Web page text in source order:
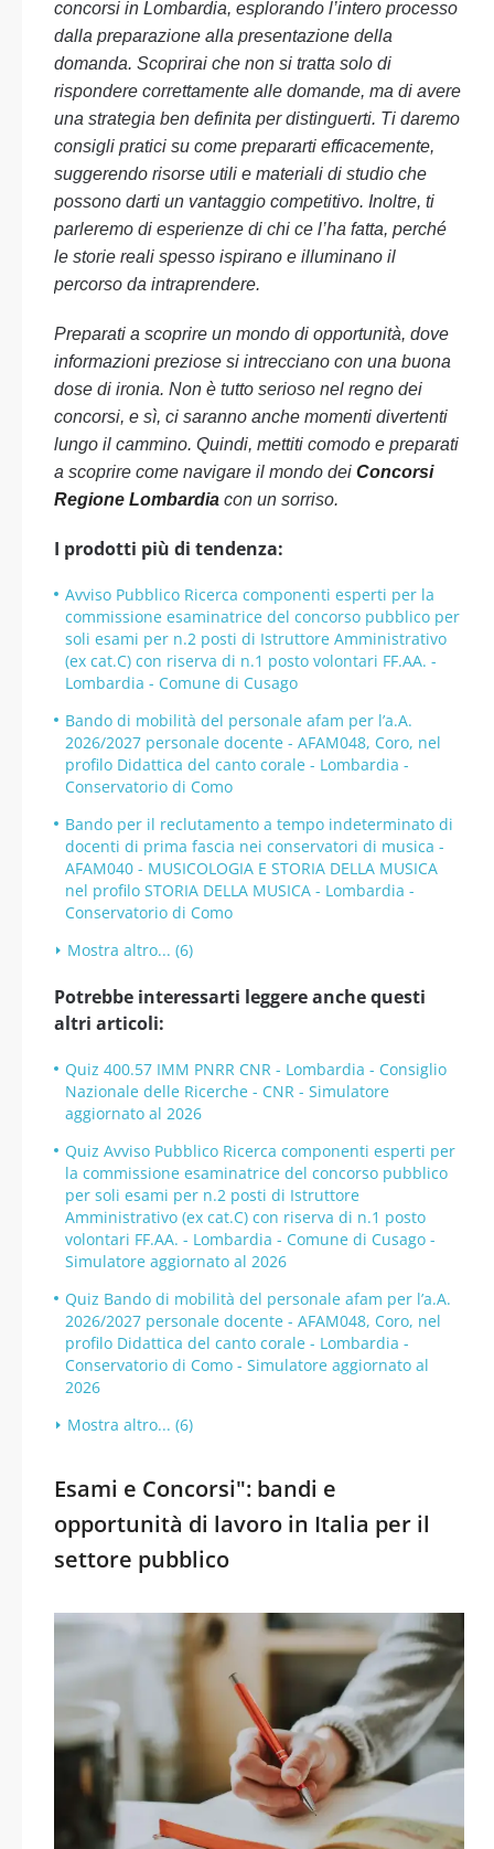
concorsi in Lombardia, esplorando l’intero processo
dalla preparazione alla presentazione della
domanda. Scoprirai che non si tratta solo di
rispondere correttamente alle domande, ma di avere
una strategia ben definita per distinguerti. Ti daremo
consigli pratici su come prepararti efficacemente,
suggerendo risorse utili e materiali di studio che
possono darti un vantaggio competitivo. Inoltre, ti
parleremo di esperienze di chi ce l’ha fatta, perché
le storie reali spesso ispirano e illuminano il
percorso da intraprendere.
Preparati a scoprire un mondo di opportunità, dove
informazioni preziose si intrecciano con una buona
dose di ironia. Non è tutto serioso nel regno dei
concorsi, e sì, ci saranno anche momenti divertenti
lungo il cammino. Quindi, mettiti comodo e preparati
a scoprire come navigare il mondo dei Concorsi
Regione Lombardia con un sorriso.
I prodotti più di tendenza:
Avviso Pubblico Ricerca componenti esperti per la
commissione esaminatrice del concorso pubblico per
soli esami per n.2 posti di Istruttore Amministrativo
(ex cat.C) con riserva di n.1 posto volontari FF.AA. -
Lombardia - Comune di Cusago
Bando di mobilità del personale afam per l’a.A.
2026/2027 personale docente - AFAM048, Coro, nel
profilo Didattica del canto corale - Lombardia -
Conservatorio di Como
Bando per il reclutamento a tempo indeterminato di
docenti di prima fascia nei conservatori di musica -
AFAM040 - MUSICOLOGIA E STORIA DELLA MUSICA
nel profilo STORIA DELLA MUSICA - Lombardia -
Conservatorio di Como
Mostra altro... (6)
Potrebbe interessarti leggere anche questi
altri articoli:
Quiz 400.57 IMM PNRR CNR - Lombardia - Consiglio
Nazionale delle Ricerche - CNR - Simulatore
aggiornato al 2026
Quiz Avviso Pubblico Ricerca componenti esperti per
la commissione esaminatrice del concorso pubblico
per soli esami per n.2 posti di Istruttore
Amministrativo (ex cat.C) con riserva di n.1 posto
volontari FF.AA. - Lombardia - Comune di Cusago -
Simulatore aggiornato al 2026
Quiz Bando di mobilità del personale afam per l’a.A.
2026/2027 personale docente - AFAM048, Coro, nel
profilo Didattica del canto corale - Lombardia -
Conservatorio di Como - Simulatore aggiornato al
2026
Mostra altro... (6)
Esami e Concorsi": bandi e
opportunità di lavoro in Italia per il
settore pubblico